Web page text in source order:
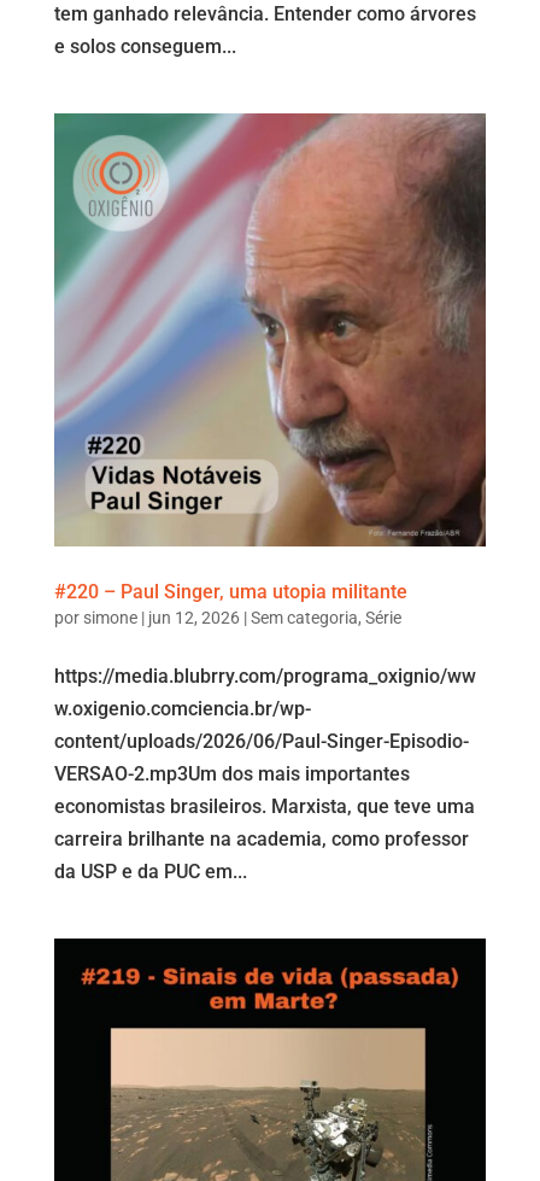
tem ganhado relevância. Entender como árvores
e solos conseguem...
#220 – Paul Singer, uma utopia militante
por simone| jun 12, 2026|Sem categoria, Série
https://media.blubrry.com/programa_oxignio/ww
w.oxigenio.comciencia.br/wp-
content/uploads/2026/06/Paul-Singer-Episodio-
VERSAO-2.mp3Um dos mais importantes
economistas brasileiros. Marxista, que teve uma
carreira brilhante na academia, como professor
da USP e da PUC em...